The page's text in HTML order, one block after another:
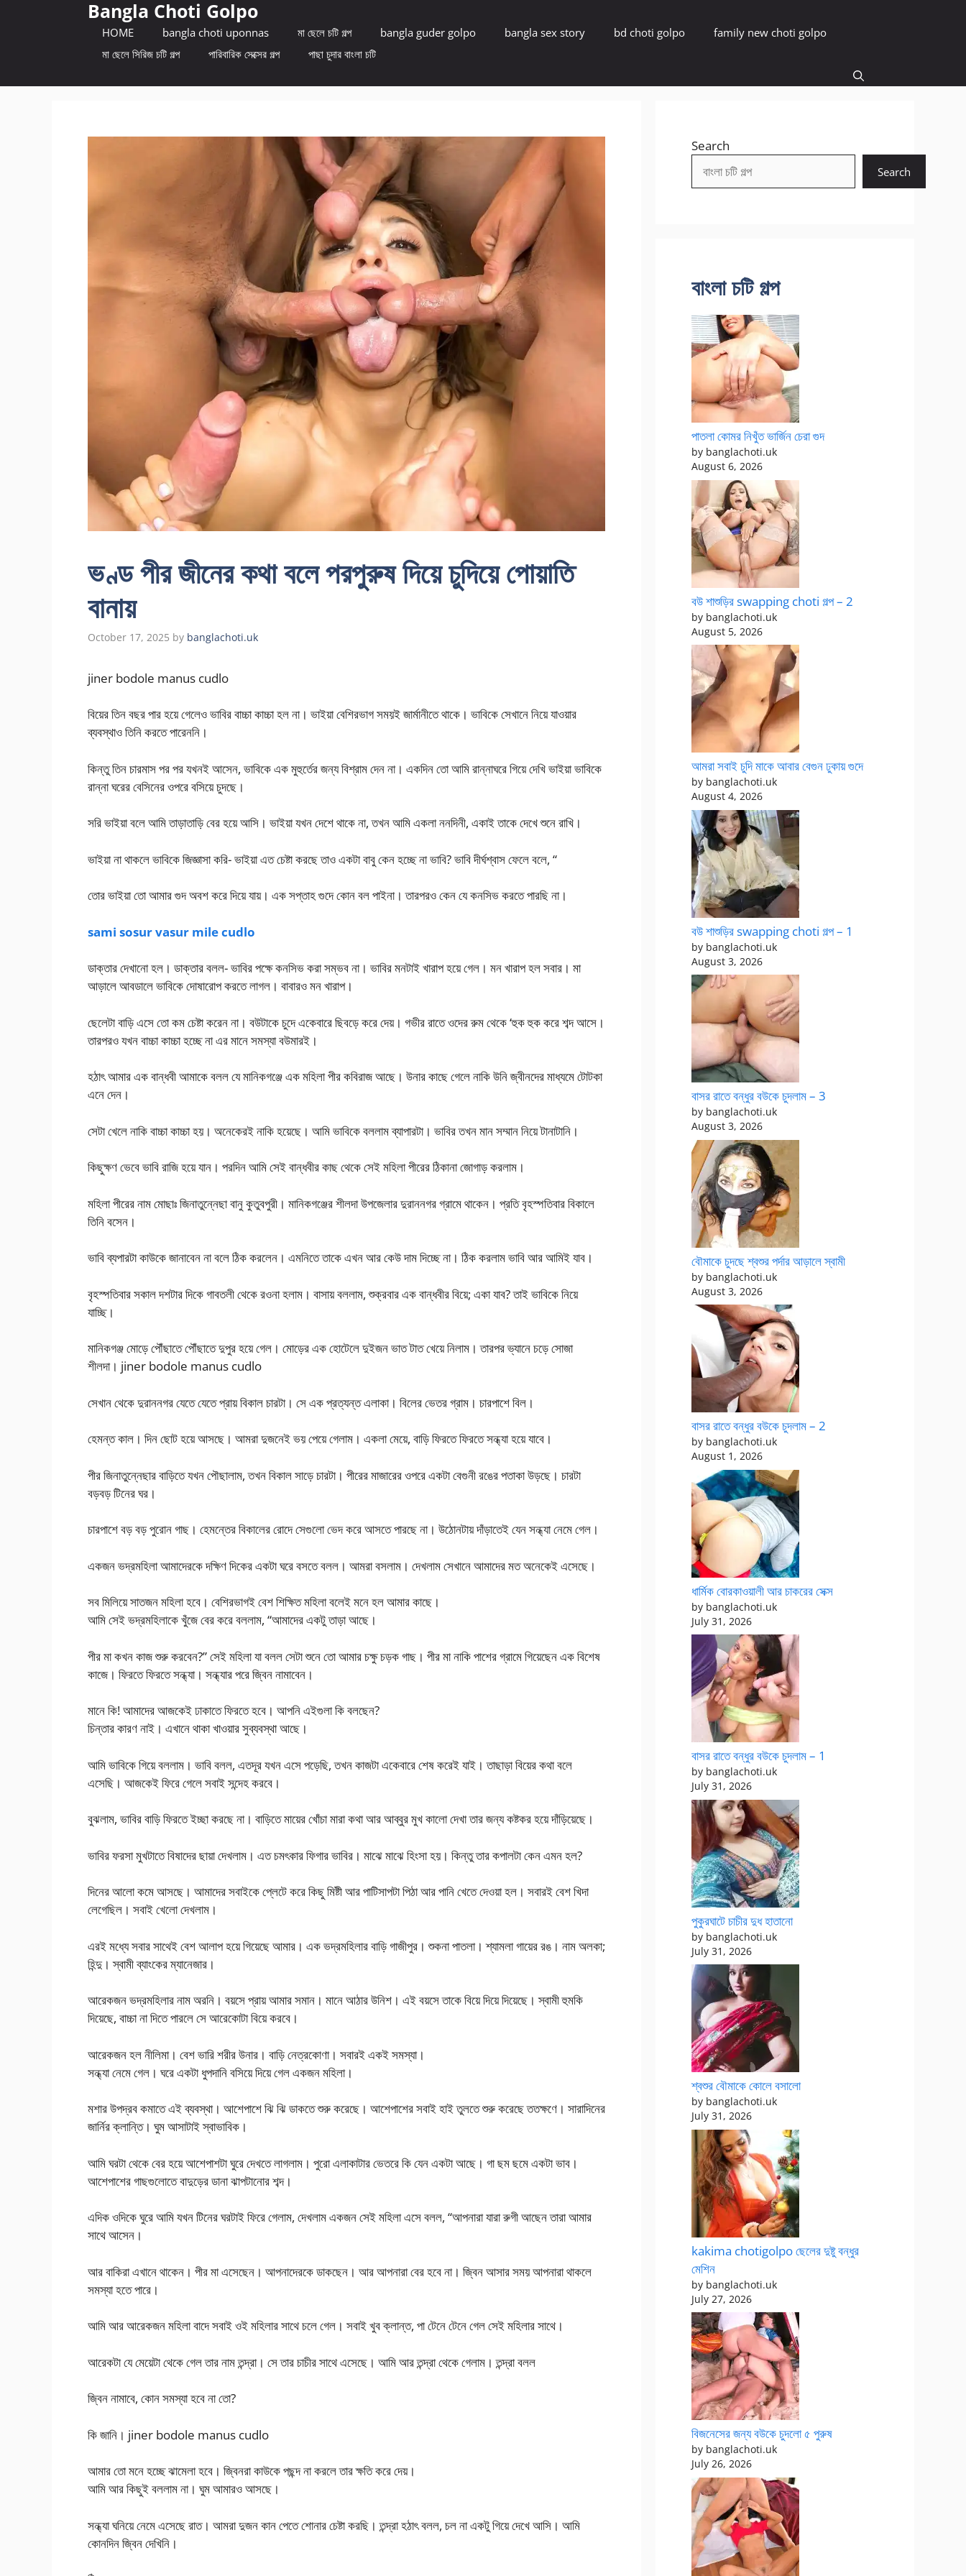
Bangla Choti Golpo
HOME bangla choti uponnas মা ছেলে চটি গল্প bangla guder golpo bangla sex story bd choti golpo
family new choti golpo
মা ছেলে সিরিজ চটি গল্প
পারিবারিক সেক্সের গল্প পাছা চুদার বাংলা চটি
ভণ্ড পীর জীনের কথা বলে পরপুরুষ দিয়ে চুদিয়ে পোয়াতি
বানায়
October 17, 2025 by banglachoti.uk
jiner bodole manus cudlo
বিয়ের তিন বছর পার হয়ে গেলেও ভাবির বাচ্চা কাচ্চা হল না। ভাইয়া বেশিরভাগ সময়ই জার্মানীতে থাকে। ভাবিকে সেখানে নিয়ে যাওয়ার
ব্যবস্থাও তিনি করতে পারেননি।
কিন্তু তিন চারমাস পর পর যখনই আসেন, ভাবিকে এক মুহুর্তের জন্য বিশ্রাম দেন না। একদিন তো আমি রান্নাঘরে গিয়ে দেখি ভাইয়া ভাবিকে
রান্না ঘরের বেসিনের ওপরে বসিয়ে চুদছে।
সরি ভাইয়া বলে আমি তাড়াতাড়ি বের হয়ে আসি। ভাইয়া যখন দেশে থাকে না, তখন আমি একলা ননদিনী, একাই তাকে দেখে শুনে রাখি।
ভাইয়া না থাকলে ভাবিকে জিজ্ঞাসা করি- ভাইয়া এত চেষ্টা করছে তাও একটা বাবু কেন হচ্ছে না ভাবি? ভাবি দীর্ঘশ্বাস ফেলে বলে, “
তোর ভাইয়া তো আমার গুদ অবশ করে দিয়ে যায়। এক সপ্তাহ গুদে কোন বল পাইনা। তারপরও কেন যে কনসিভ করতে পারছি না।
sami sosur vasur mile cudlo
ডাক্তার দেখানো হল। ডাক্তার বলল- ভাবির পক্ষে কনসিভ করা সম্ভব না। ভাবির মনটাই খারাপ হয়ে গেল। মন খারাপ হল সবার। মা
আড়ালে আবডালে ভাবিকে দোষারোপ করতে লাগল। বাবারও মন খারাপ।
ছেলেটা বাড়ি এসে তো কম চেষ্টা করেন না। বউটাকে চুদে একেবারে ছিবড়ে করে দেয়। গভীর রাতে ওদের রুম থেকে ‘হুক হুক করে শব্দ আসে।
তারপরও যখন বাচ্চা কাচ্চা হচ্ছে না এর মানে সমস্যা বউমারই।
হঠাৎ আমার এক বান্ধবী আমাকে বলল যে মানিকগঞ্জে এক মহিলা পীর কবিরাজ আছে। উনার কাছে গেলে নাকি উনি জ্বীনদের মাধ্যমে টোটকা
এনে দেন।
সেটা খেলে নাকি বাচ্চা কাচ্চা হয়। অনেকেরই নাকি হয়েছে। আমি ভাবিকে বললাম ব্যাপারটা। ভাবির তখন মান সম্মান নিয়ে টানাটানি।
কিছুক্ষণ ভেবে ভাবি রাজি হয়ে যান। পরদিন আমি সেই বান্ধবীর কাছ থেকে সেই মহিলা পীরের ঠিকানা জোগাড় করলাম।
মহিলা পীরের নাম মোছাঃ জিনাতুন্নেছা বানু কুতুবপুরী। মানিকগঞ্জের শীলদা উপজেলার দুরাননগর গ্রামে থাকেন। প্রতি বৃহস্পতিবার বিকালে
তিনি বসেন।
ভাবি ব্যপারটা কাউকে জানাবেন না বলে ঠিক করলেন। এমনিতে তাকে এখন আর কেউ দাম দিচ্ছে না। ঠিক করলাম ভাবি আর আমিই যাব।
বৃহস্পতিবার সকাল দশটার দিকে গাবতলী থেকে রওনা হলাম। বাসায় বললাম, শুক্রবার এক বান্ধবীর বিয়ে; একা যাব? তাই ভাবিকে নিয়ে
যাচ্ছি।
মানিকগঞ্জ মোড়ে পৌঁছাতে পৌঁছাতে দুপুর হয়ে গেল। মোড়ের এক হোটেলে দুইজন ভাত টাত খেয়ে নিলাম। তারপর ভ্যানে চড়ে সোজা
শীলদা। jiner bodole manus cudlo
সেখান থেকে দুরাননগর যেতে যেতে প্রায় বিকাল চারটা। সে এক প্রত্যন্ত এলাকা। বিলের ভেতর গ্রাম। চারপাশে বিল।
হেমন্ত কাল। দিন ছোট হয়ে আসছে। আমরা দুজনেই ভয় পেয়ে গেলাম। একলা মেয়ে, বাড়ি ফিরতে ফিরতে সন্ধ্যা হয়ে যাবে।
পীর জিনাতুন্নেছার বাড়িতে যখন পৌছালাম, তখন বিকাল সাড়ে চারটা। পীরের মাজারের ওপরে একটা বেগুনী রঙের পতাকা উড়ছে। চারটা
বড়বড় টিনের ঘর।
চারপাশে বড় বড় পুরোন গাছ। হেমন্তের বিকালের রোদে সেগুলো ভেদ করে আসতে পারছে না। উঠোনটায় দাঁড়াতেই যেন সন্ধ্যা নেমে গেল।
একজন ভদ্রমহিলা আমাদেরকে দক্ষিণ দিকের একটা ঘরে বসতে বলল। আমরা বসলাম। দেখলাম সেখানে আমাদের মত অনেকেই এসেছে।
সব মিলিয়ে সাতজন মহিলা হবে। বেশিরভাগই বেশ শিক্ষিত মহিলা বলেই মনে হল আমার কাছে।
আমি সেই ভদ্রমহিলাকে খুঁজে বের করে বললাম, “আমাদের একটু তাড়া আছে।
পীর মা কখন কাজ শুরু করবেন?” সেই মহিলা যা বলল সেটা শুনে তো আমার চক্ষু চড়ক গাছ। পীর মা নাকি পাশের গ্রামে গিয়েছেন এক বিশেষ
কাজে। ফিরতে ফিরতে সন্ধ্যা। সন্ধ্যার পরে জ্বিন নামাবেন।
মানে কি! আমাদের আজকেই ঢাকাতে ফিরতে হবে। আপনি এইগুলা কি বলছেন?
চিন্তার কারণ নাই। এখানে থাকা খাওয়ার সুব্যবস্থা আছে।
আমি ভাবিকে গিয়ে বললাম। ভাবি বলল, এতদূর যখন এসে পড়েছি, তখন কাজটা একেবারে শেষ করেই যাই। তাছাড়া বিয়ের কথা বলে
এসেছি। আজকেই ফিরে গেলে সবাই সন্দেহ করবে।
বুঝলাম, ভাবির বাড়ি ফিরতে ইচ্ছা করছে না। বাড়িতে মায়ের খোঁচা মারা কথা আর আব্বুর মুখ কালো দেখা তার জন্য কষ্টকর হয়ে দাঁড়িয়েছে।
ভাবির ফরসা মুখটাতে বিষাদের ছায়া দেখলাম। এত চমৎকার ফিগার ভাবির। মাঝে মাঝে হিংসা হয়। কিন্তু তার কপালটা কেন এমন হল?
দিনের আলো কমে আসছে। আমাদের সবাইকে প্লেটে করে কিছু মিষ্টী আর পাটিসাপটা পিঠা আর পানি খেতে দেওয়া হল। সবারই বেশ খিদা
লেগেছিল। সবাই খেলো দেখলাম।
এরই মধ্যে সবার সাথেই বেশ আলাপ হয়ে গিয়েছে আমার। এক ভদ্রমহিলার বাড়ি গাজীপুর। শুকনা পাতলা। শ্যামলা গায়ের রঙ। নাম অলকা;
হিন্দু। স্বামী ব্যাংকের ম্যানেজার।
আরেকজন ভদ্রমহিলার নাম অরনি। বয়সে প্রায় আমার সমান। মানে আঠার উনিশ। এই বয়সে তাকে বিয়ে দিয়ে দিয়েছে। স্বামী হুমকি
দিয়েছে, বাচ্চা না দিতে পারলে সে আরেকোটা বিয়ে করবে।
আরেকজন হল নীলিমা। বেশ ভারি শরীর উনার। বাড়ি নেত্রকোণা। সবারই একই সমস্যা।
সন্ধ্যা নেমে গেল। ঘরে একটা ধুপদানি বসিয়ে দিয়ে গেল একজন মহিলা।
মশার উপদ্রব কমাতে এই ব্যবস্থা। আশেপাশে ঝি ঝি ডাকতে শুরু করেছে। আশেপাশের সবাই হাই তুলতে শুরু করেছে ততক্ষণে। সারাদিনের
জার্নির ক্লান্তি। ঘুম আসাটাই স্বাভাবিক।
আমি ঘরটা থেকে বের হয়ে আশেপাশটা ঘুরে দেখতে লাগলাম। পুরো এলাকাটার ভেতরে কি যেন একটা আছে। গা ছম ছমে একটা ভাব।
আশেপাশের গাছগুলোতে বাদুড়ের ডানা ঝাপটানোর শব্দ।
এদিক ওদিকে ঘুরে আমি যখন টিনের ঘরটাই ফিরে গেলাম, দেখলাম একজন সেই মহিলা এসে বলল, “আপনারা যারা রুগী আছেন তারা আমার
সাথে আসেন।
আর বাকিরা এখানে থাকেন। পীর মা এসেছেন। আপনাদেরকে ডাকছেন। আর আপনারা বের হবে না। জ্বিন আসার সময় আপনারা থাকলে
সমস্যা হতে পারে।
আমি আর আরেকজন মহিলা বাদে সবাই ওই মহিলার সাথে চলে গেল। সবাই খুব ক্লান্ত, পা টেনে টেনে গেল সেই মহিলার সাথে।
আরেকটা যে মেয়েটা থেকে গেল তার নাম তন্দ্রা। সে তার চাচীর সাথে এসেছে। আমি আর তন্দ্রা থেকে গেলাম। তন্দ্রা বলল
জ্বিন নামাবে, কোন সমস্যা হবে না তো?
কি জানি। jiner bodole manus cudlo
আমার তো মনে হচ্ছে ঝামেলা হবে। জ্বিনরা কাউকে পছন্দ না করলে তার ক্ষতি করে দেয়।
আমি আর কিছুই বললাম না। ঘুম আমারও আসছে।
সন্ধ্যা ঘনিয়ে নেমে এসেছে রাত। আমরা দুজন কান পেতে শোনার চেষ্টা করছি। তন্দ্রা হঠাৎ বলল, চল না একটু গিয়ে দেখে আসি। আমি
কোনদিন জ্বিন দেখিনি।
Search
Search
বাংলা চটি গল্প
পাতলা কোমর নিখুঁত ভার্জিন চেরা গুদ
by banglachoti.uk
August 6, 2026
বউ শাশুড়ির swapping choti গল্প – 2
by banglachoti.uk
August 5, 2026
আমরা সবাই চুদি মাকে আবার বেগুন ঢুকায় গুদে
by banglachoti.uk
August 4, 2026
বউ শাশুড়ির swapping choti গল্প – 1
by banglachoti.uk
August 3, 2026
বাসর রাতে বন্ধুর বউকে চুদলাম – 3
by banglachoti.uk
August 3, 2026
বৌমাকে চুদছে শ্বশুর পর্দার আড়ালে স্বামী
by banglachoti.uk
August 3, 2026
বাসর রাতে বন্ধুর বউকে চুদলাম – 2
by banglachoti.uk
August 1, 2026
ধার্মিক বোরকাওয়ালী আর চাকরের সেক্স
by banglachoti.uk
July 31, 2026
বাসর রাতে বন্ধুর বউকে চুদলাম – 1
by banglachoti.uk
July 31, 2026
পুকুরঘাটে চাচীর দুধ হাতানো
by banglachoti.uk
July 31, 2026
শ্বশুর বৌমাকে কোলে বসালো
by banglachoti.uk
July 31, 2026
kakima chotigolpo ছেলের দুষ্টু বন্ধুর
মেশিন
by banglachoti.uk
July 27, 2026
বিজনেসের জন্য বউকে চুদলো ৫ পুরুষ
by banglachoti.uk
July 26, 2026